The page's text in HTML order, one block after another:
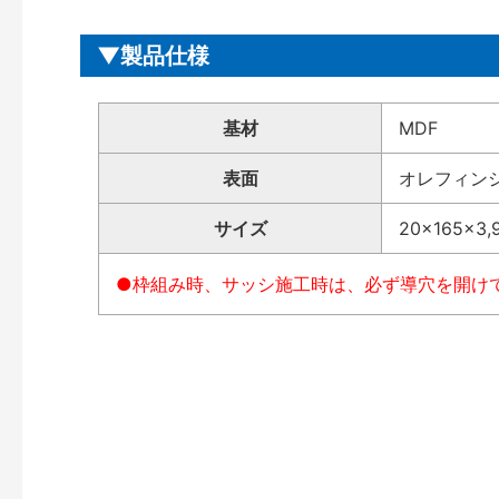
製品仕様
基材 MDF
表面 オレフィン
サイズ
●枠組み時、サッシ施工時は、必ず導穴を開け